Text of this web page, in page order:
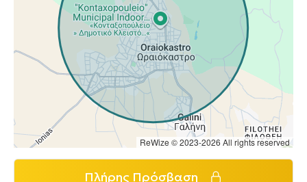
ReWize © 2023-2026 All rights reserved
Πλήρης Πρόσβαση